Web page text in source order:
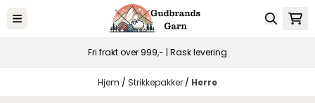
Hopp til innhold
Fri frakt over 999,- | Rask levering
Hjem / Strikkepakker / Herre